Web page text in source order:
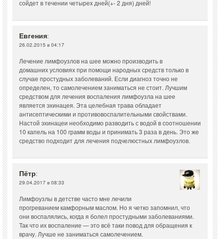
сойдет в течении четырех дней(+- 2 дня) дней!
Евгения:
26.02.2015 в 04:17
Лечение лимфоузлов на шее можно производить в
домашних условиях при помощи народных средств только в
случае простудных заболеваний. Если диагноз точно не
определен, то самолечением заниматься не стоит. Лучшим
средством для лечения воспаления лимфоузла на шее
является эхинацея. Эта целебная трава обладает
антисептическими и противовоспалительными свойствами.
Настой эхинацеи необходимо разводить с водой в соотношении
10 капель на 100 грамм воды и принимать 3 раза в день. Это же
средство подходит для лечения подчелюстных лимфоузлов.
Пётр:
29.04.2017 в 08:33
Лимфоузлы в детстве часто мне лечили
прогреванием камфорным маслом. Но я четко запомнил, что
они воспалялись, когда я болел простудными заболеваниями.
Так что их воспаление — это всё таки повод для обращения к
врачу. Лучше не заниматься самолечением.